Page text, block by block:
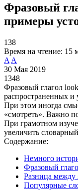
Фразовый
примеры
138
Время на чтение: 15
A A
30 Мая 2019
1348
Фразовый глагол
распространенных и
При этом иногда
«смотреть». Важно
При грамотном
увеличить
Содержание:
Немного
Фразовый
Разница между
Популярные